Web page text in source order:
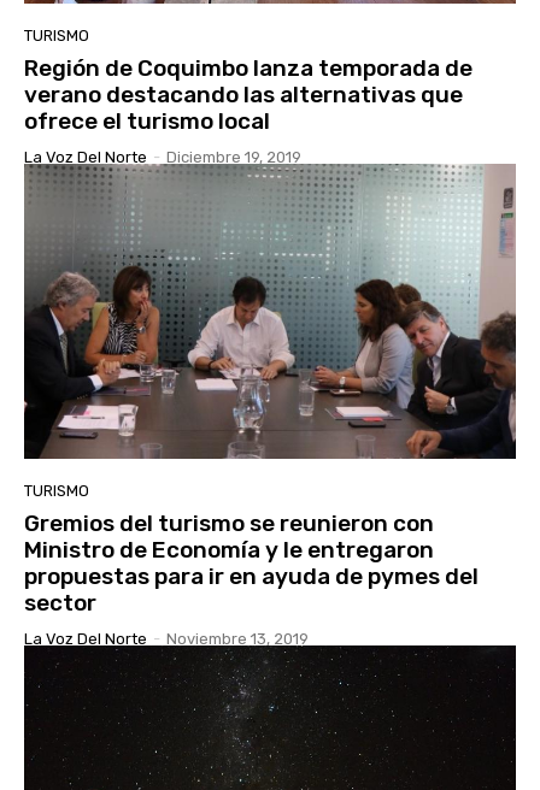
TURISMO
Región de Coquimbo lanza temporada de
verano destacando las alternativas que
ofrece el turismo local
La Voz Del Norte - Diciembre 19, 2019
TURISMO
Gremios del turismo se reunieron con
Ministro de Economía y le entregaron
propuestas para ir en ayuda de pymes del
sector
La Voz Del Norte - Noviembre 13, 2019